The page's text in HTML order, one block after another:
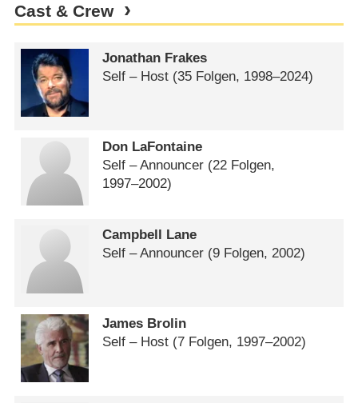
Cast & Crew
Jonathan Frakes
Self – Host (35 Folgen, 1998⁠–⁠2024)
Don LaFontaine
Self – Announcer (22 Folgen,
1997⁠–⁠2002)
Campbell Lane
Self – Announcer (9 Folgen, 2002)
James Brolin
Self – Host (7 Folgen, 1997⁠–⁠2002)